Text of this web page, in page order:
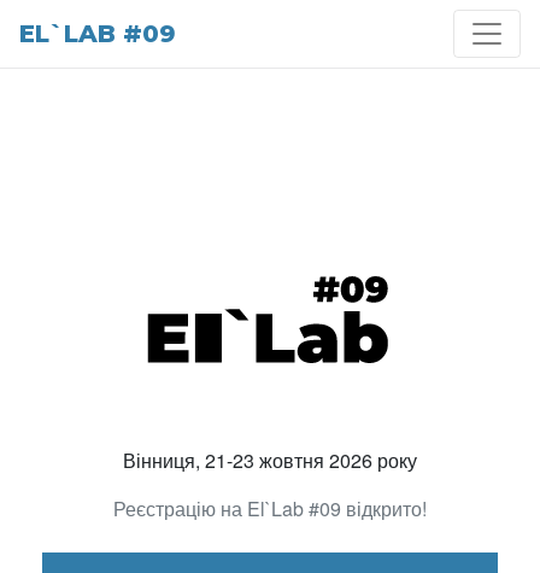
EL`LAB #09
Вінниця, 21-23 жовтня 2026 року
Реєстрацію на El`Lab #09 відкрито!